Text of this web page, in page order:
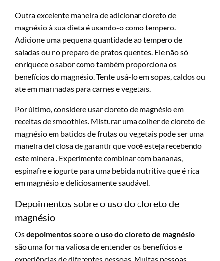
Outra excelente maneira de adicionar cloreto de
magnésio à sua dieta é usando-o como tempero.
Adicione uma pequena quantidade ao tempero de
saladas ou no preparo de pratos quentes. Ele não só
enriquece o sabor como também proporciona os
benefícios do magnésio. Tente usá-lo em sopas, caldos ou
até em marinadas para carnes e vegetais.
Por último, considere usar cloreto de magnésio em
receitas de smoothies. Misturar uma colher de cloreto de
magnésio em batidos de frutas ou vegetais pode ser uma
maneira deliciosa de garantir que você esteja recebendo
este mineral. Experimente combinar com bananas,
espinafre e iogurte para uma bebida nutritiva que é rica
em magnésio e deliciosamente saudável.
Depoimentos sobre o uso do cloreto de
magnésio
Osdepoimentos sobre o uso do cloreto de magnésio
são uma forma valiosa de entender os benefícios e
experiências de diferentes pessoas. Muitas pessoas